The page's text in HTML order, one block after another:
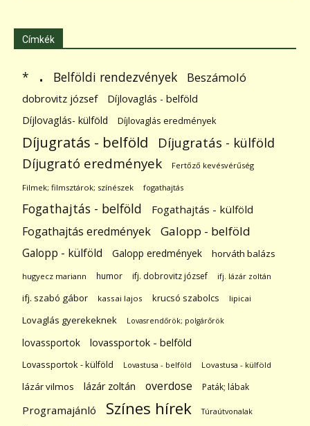
Címkék
* . Belföldi rendezvények Beszámoló
dobrovitz józsef
Díjlovaglás - belföld
Díjlovaglás- külföld
Díjlovaglás eredmények
Díjugratás - belföld Díjugratás - külföld
Díjugrató eredmények Fertőző kevésvérűség
Filmek; filmsztárok; színészek fogathajtás
Fogathajtás - belföld Fogathajtás - külföld
Fogathajtás eredmények Galopp - belföld
Galopp - külföld Galopp eredmények horváth balázs
hugyecz mariann humor ifj. dobrovitz józsef ifj. lázár zoltán
ifj. szabó gábor kassai lajos krucsó szabolcs lipicai
Lovaglás gyerekeknek Lovasrendőrök; polgárőrök
lovassportok lovassportok - belföld
Lovassportok - külföld Lovastusa - belföld Lovastusa - külföld
lázár vilmos lázár zoltán overdose Paták; lábak
Programajánló Színes hírek Túraútvonalak